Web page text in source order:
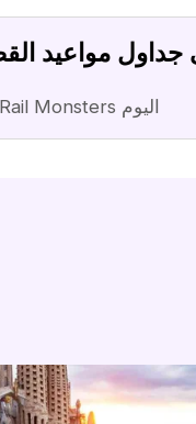
مواعيد
قم بتحميل تطبيق Rail Monsters اليوم